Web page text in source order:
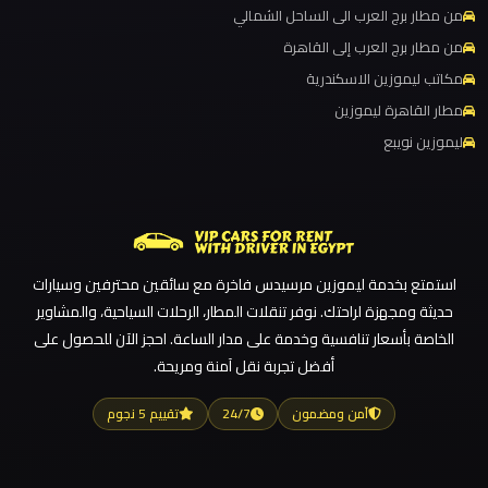
ليموزين مطار القاهرة الي اسكندرية
ليموزين مطار القاهرة الدولي
ليموزين مطار القاهرة الخط الساخن
ليموزين مطار القاهرة أسعار
ليموزين مطار العلمين الجديدة
ليموزين مطار العلمين
ليموزين مطار العالمين
ليموزين مطار العاصمة الادارية
ليموزين مطار اكتوبر
العاصمة
الادارية
ليموزين
مطار
الجديدة
من مطار برج العرب الى الساحل الشمالي
من مطار برج العرب إلى القاهرة
مكاتب ليموزين الاسكندرية
مطار القاهرة ليموزين
ليموزين نويبع
استمتع بخدمة ليموزين مرسيدس فاخرة مع سائقين محترفين وسيارات
حديثة ومجهزة لراحتك. نوفر تنقلات المطار، الرحلات السياحية، والمشاوير
الخاصة بأسعار تنافسية وخدمة على مدار الساعة. احجز الآن للحصول على
أفضل تجربة نقل آمنة ومريحة.
آمن ومضمون 24/7 تقييم 5 نجوم